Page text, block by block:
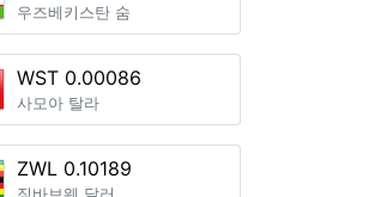
우즈베키스탄 숨
WST 0.00086
사모아 탈라
ZWL 0.10189